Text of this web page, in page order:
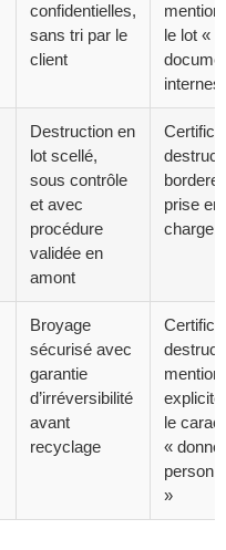
confidentielles,
sans tri par le
client
le lot «
internes
Destruction en
lot scellé,
sous contrôle
et avec
procédure
validée en
amont
prise en
charge
Broyage
sécurisé avec
garantie
d’irréversibilité
avant
recyclage
le
«
»